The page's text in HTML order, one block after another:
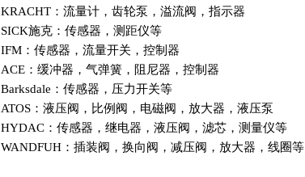
KRACHT：流量计，齿轮泵，溢流阀，指示器
SICK施克：传感器，测距仪等
IFM：传感器，流量开关，控制器
ACE：缓冲器，气弹簧，阻尼器，控制器
Barksdale：传感器，压力开关等
ATOS：液压阀，比例阀，电磁阀，放大器，液压泵
HYDAC：传感器，继电器，液压阀，滤芯，测量仪等
WANDFUH：插装阀，换向阀，减压阀，放大器，线圈等